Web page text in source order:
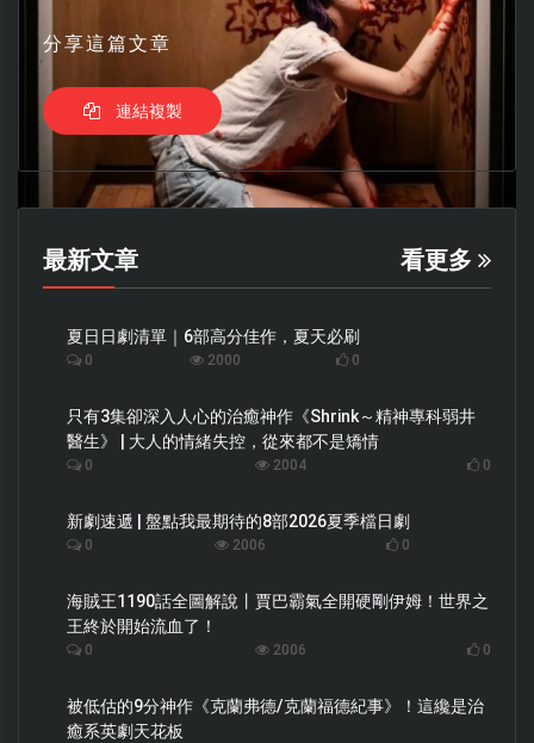
分享這篇文章
連結複製
最新文章 看更多
夏日日劇清單｜6部高分佳作，夏天必刷
0 2000 0
只有3集卻深入人心的治癒神作《Shrink～精神專科弱井
醫生》 | 大人的情緒失控，從來都不是矯情
0 2004 0
新劇速遞 | 盤點我最期待的8部2026夏季檔日劇
0 2006 0
海賊王1190話全圖解說丨賈巴霸氣全開硬剛伊姆！世界之
王終於開始流血了！
0 2006 0
被低估的9分神作《克蘭弗德/克蘭福德紀事》！這纔是治
癒系英劇天花板